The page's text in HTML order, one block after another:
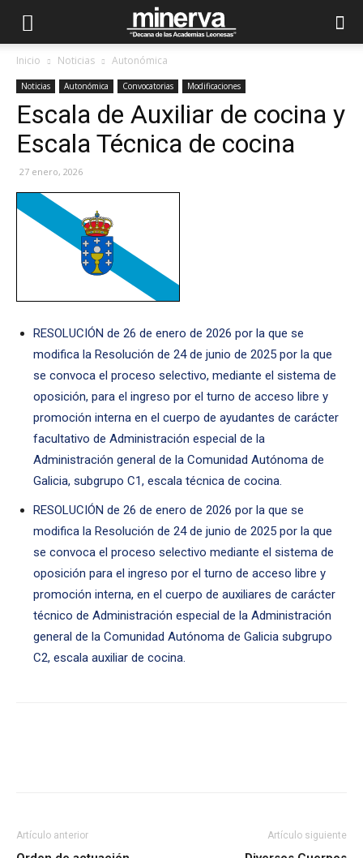
Inicio Noticias Autonómica
Noticias Autonómica Convocatorias Modificaciones
Escala de Auxiliar de cocina y
Escala Técnica de cocina
27 enero, 2026
RESOLUCIÓN de 26 de enero de 2026 por la que se
modifica la Resolución de 24 de junio de 2025 por la que
se convoca el proceso selectivo, mediante el sistema de
oposición, para el ingreso por el turno de acceso libre y
promoción interna en el cuerpo de ayudantes de carácter
facultativo de Administración especial de la
Administración general de la Comunidad Autónoma de
Galicia, subgrupo C1, escala técnica de cocina.
RESOLUCIÓN de 26 de enero de 2026 por la que se
modifica la Resolución de 24 de junio de 2025 por la que
se convoca el proceso selectivo mediante el sistema de
oposición para el ingreso por el turno de acceso libre y
promoción interna, en el cuerpo de auxiliares de carácter
técnico de Administración especial de la Administración
general de la Comunidad Autónoma de Galicia subgrupo
C2, escala auxiliar de cocina.
Artículo anterior Artículo siguiente